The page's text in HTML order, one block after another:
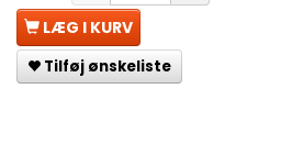
LÆG I KURV
Tilføj ønskeliste